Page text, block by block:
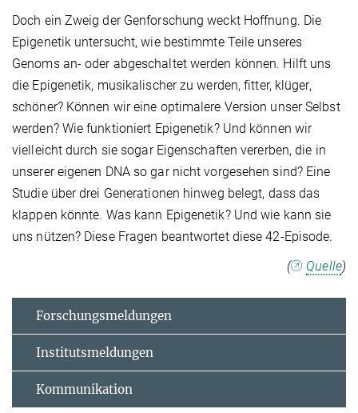
Doch ein Zweig der Genforschung weckt Hoffnung. Die
Epigenetik untersucht, wie bestimmte Teile unseres
Genoms an- oder abgeschaltet werden können. Hilft uns
die Epigenetik, musikalischer zu werden, fitter, klüger,
schöner? Können wir eine optimalere Version unser Selbst
werden? Wie funktioniert Epigenetik? Und können wir
vielleicht durch sie sogar Eigenschaften vererben, die in
unserer eigenen DNA so gar nicht vorgesehen sind? Eine
Studie über drei Generationen hinweg belegt, dass das
klappen könnte. Was kann Epigenetik? Und wie kann sie
uns nützen? Diese Fragen beantwortet diese 42-Episode.
(
Quelle)
Forschungsmeldungen
Institutsmeldungen
Kommunikation